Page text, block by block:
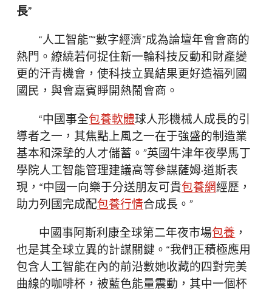
長”
“人工智能”“數字經濟”成為論壇年會會商的
熱門。繚繞若何捉住新一輪科技反動和財產變
更的汗青機會，使科技立異結果更好造福列國
國民，與會嘉賓睜開熱鬧會商。
“中國事全包養軟體球人形機械人成長的引
導者之一，其焦點上風之一在于強盛的制造業
基本和深摯的人才儲蓄。”英國牛津年夜學馬丁
學院人工智能管理建議高等參謀薩姆·道斯表
現，“中國一向樂于分送朋友可貴包養網經歷，
助力列國完成配包養行情合成長。”
中國事阿斯利康全球第二年夜市場包養 ，
也是其全球立異的計謀關鍵。“我們正積極應用
包含人工智能在內的前沿數她收藏的四對完美
曲線的咖啡杯，被藍色能量震動，其中一個杯